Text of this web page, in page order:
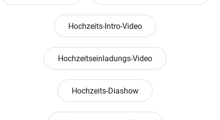
Hochzeits-Intro-Video
Hochzeitseinladungs-Video
Hochzeits-Diashow